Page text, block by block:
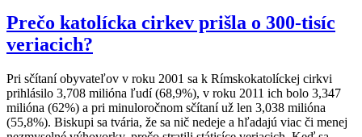
Prečo katolícka cirkev prišla o 300-tisíc
veriacich?
Pri sčítaní obyvateľov v roku 2001 sa k Rímskokatolíckej cirkvi
prihlásilo 3,708 milióna ľudí (68,9%), v roku 2011 ich bolo 3,347
milióna (62%) a pri minuloročnom sčítaní už len 3,038 milióna
(55,8%). Biskupi sa tvária, že sa nič nedeje a hľadajú viac či menej